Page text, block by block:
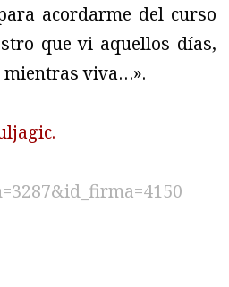
acordarme del curso
que vi aquellos días,
mientras viva…».